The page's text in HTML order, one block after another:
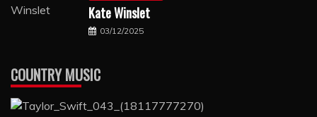
Kate Winslet
03/12/2025
COUNTRY MUSIC